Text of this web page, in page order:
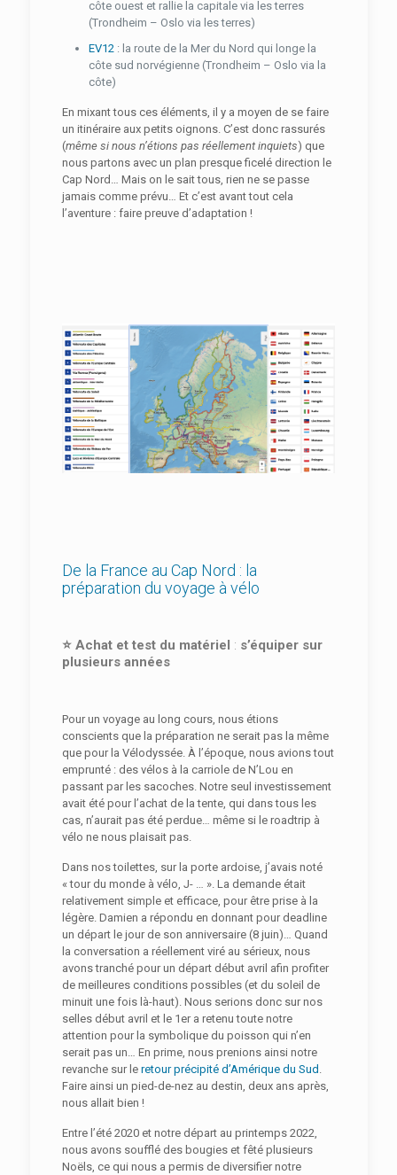
côte ouest et rallie la capitale via les terres
(Trondheim – Oslo via les terres)
EV12 : la route de la Mer du Nord qui longe la
côte sud norvégienne (Trondheim – Oslo via la
côte)
En mixant tous ces éléments, il y a moyen de se faire
un itinéraire aux petits oignons. C’est donc rassurés
(même si nous n’étions pas réellement inquiets) que
nous partons avec un plan presque ficelé direction le
Cap Nord… Mais on le sait tous, rien ne se passe
jamais comme prévu… Et c’est avant tout cela
l’aventure : faire preuve d’adaptation !
De la France au Cap Nord : la
préparation du voyage à vélo
⭐ Achat et test du matériel : s’équiper sur
plusieurs années
Pour un voyage au long cours, nous étions
conscients que la préparation ne serait pas la même
que pour la Vélodyssée. À l’époque, nous avions tout
emprunté : des vélos à la carriole de N’Lou en
passant par les sacoches. Notre seul investissement
avait été pour l’achat de la tente, qui dans tous les
cas, n’aurait pas été perdue… même si le roadtrip à
vélo ne nous plaisait pas.
Dans nos toilettes, sur la porte ardoise, j’avais noté
« tour du monde à vélo, J- … ». La demande était
relativement simple et efficace, pour être prise à la
légère. Damien a répondu en donnant pour deadline
un départ le jour de son anniversaire (8 juin)… Quand
la conversation a réellement viré au sérieux, nous
avons tranché pour un départ début avril afin profiter
de meilleures conditions possibles (et du soleil de
minuit une fois là-haut). Nous serions donc sur nos
selles début avril et le 1er a retenu toute notre
attention pour la symbolique du poisson qui n’en
serait pas un… En prime, nous prenions ainsi notre
revanche sur le retour précipité d’Amérique du Sud
Faire ainsi un pied-de-nez au destin, deux ans après,
nous allait bien !
Entre l’été 2020 et notre départ au printemps 2022,
nous avons soufflé des bougies et fêté plusieurs
Noëls, ce qui nous a permis de diversifier notre